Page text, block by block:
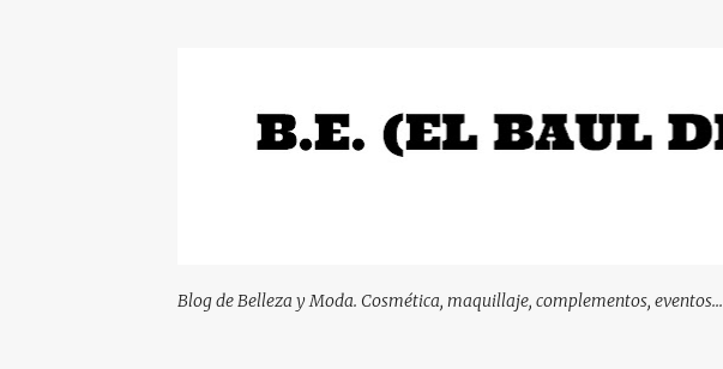
Blog de Belleza y Moda. Cosmética, maquillaje, complementos, eventos...